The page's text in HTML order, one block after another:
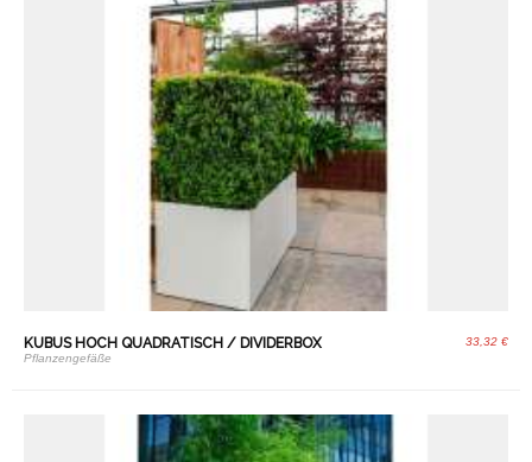
33,32 €
KUBUS HOCH QUADRATISCH / DIVIDERBOX
Pflanzengefäße